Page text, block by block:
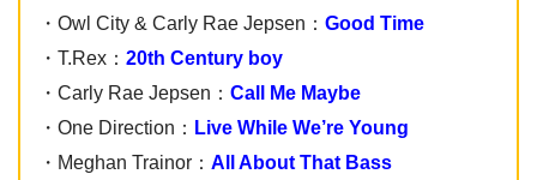
・Owl City & Carly Rae Jepsen： Good Time
・T.Rex： 20th Century boy
・Carly Rae Jepsen： Call Me Maybe
・One Direction： Live While We’re Young
・Meghan Trainor： All About That Bass